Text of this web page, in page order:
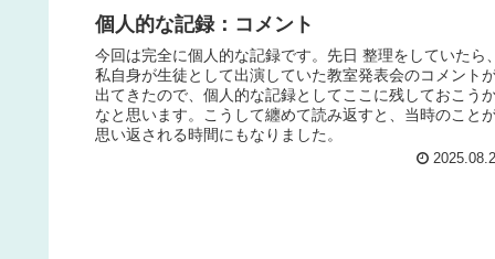
個人的な記録：コメント
今回は完全に個人的な記録です。先日 整理をしていたら、
私自身が生徒として出演していた教室発表会のコメント
出てきたので、個人的な記録としてここに残しておこう
なと思います。こうして纏めて読み返すと、当時のこと
思い返される時間にもなりました。